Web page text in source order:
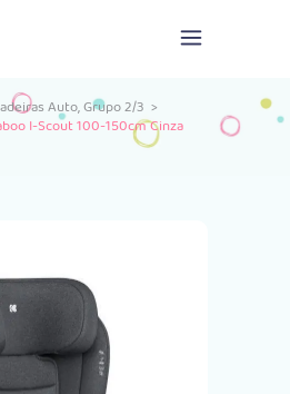
Auto,Grupo 2/3 >
I-Scout 100-150cm Cinza